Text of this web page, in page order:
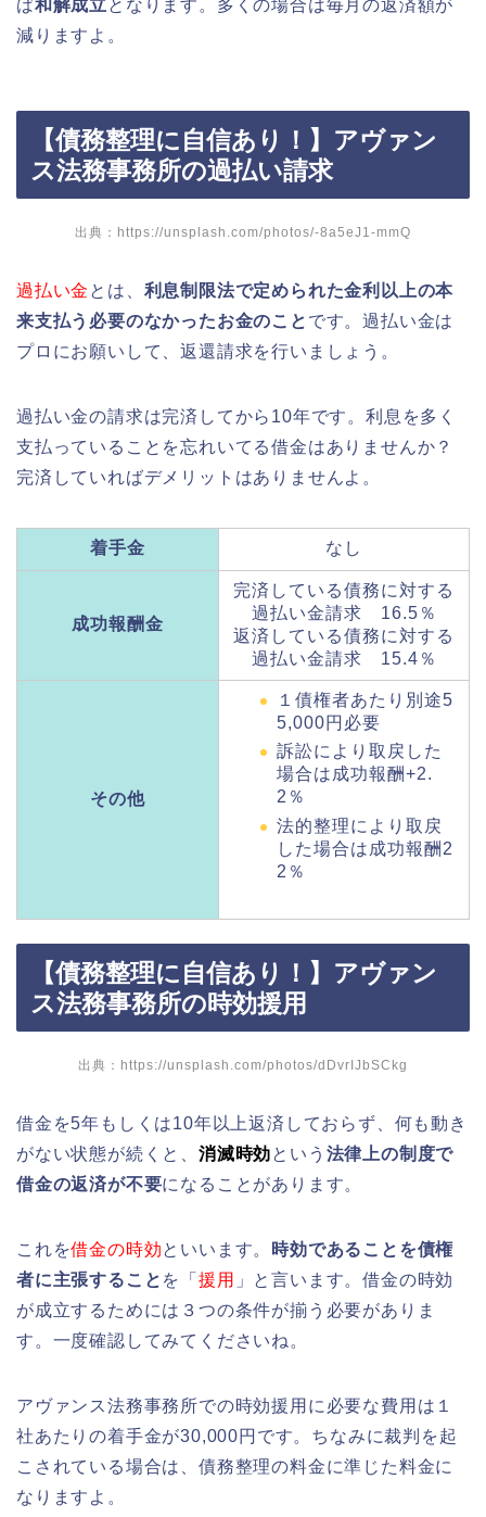
ば和解成立となります。多くの場合は毎月の返済額が
減りますよ。
【債務整理に自信あり！】アヴァン
ス法務事務所の過払い請求
出典：https://unsplash.com/photos/-8a5eJ1-mmQ
過払い金 とは、 利息制限法で定められた金利以上の本
来支払う必要のなかったお金のこと です。過払い金は
プロにお願いして、返還請求を行いましょう。
過払い金の請求は完済してから10年です。利息を多く
支払っていることを忘れいてる借金はありませんか？
完済していればデメリットはありませんよ。
着手金 なし
成功報酬金
完済している債務に対する
過払い金請求 16.5％
返済している債務に対する
過払い金請求 15.4％
その他
１債権者あたり別途5
5,000円必要
訴訟により取戻した
場合は成功報酬+2.
2％
法的整理により取戻
した場合は成功報酬2
2％
【債務整理に自信あり！】アヴァン
ス法務事務所の時効援用
出典：https://unsplash.com/photos/dDvrIJbSCkg
借金を5年もしくは10年以上返済しておらず、何も動き
がない状態が続くと、 消滅時効という 法律上の制度で
借金の返済が不要になることがあります。
これを借金の時効といいます。
時効であることを債権
者に主張すること を「援用 」と言います。借金の時効
が成立するためには３つの条件が揃う必要がありま
す。一度確認してみてくださいね。
アヴァンス法務事務所での時効援用に必要な費用は１
社あたりの着手金が30,000円です。ちなみに裁判を起
こされている場合は、債務整理の料金に準じた料金に
なりますよ。